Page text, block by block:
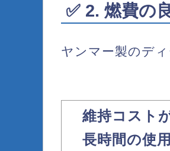
✅ 2. 燃費の
ヤンマー製のデ
維持コスト
長時間の使